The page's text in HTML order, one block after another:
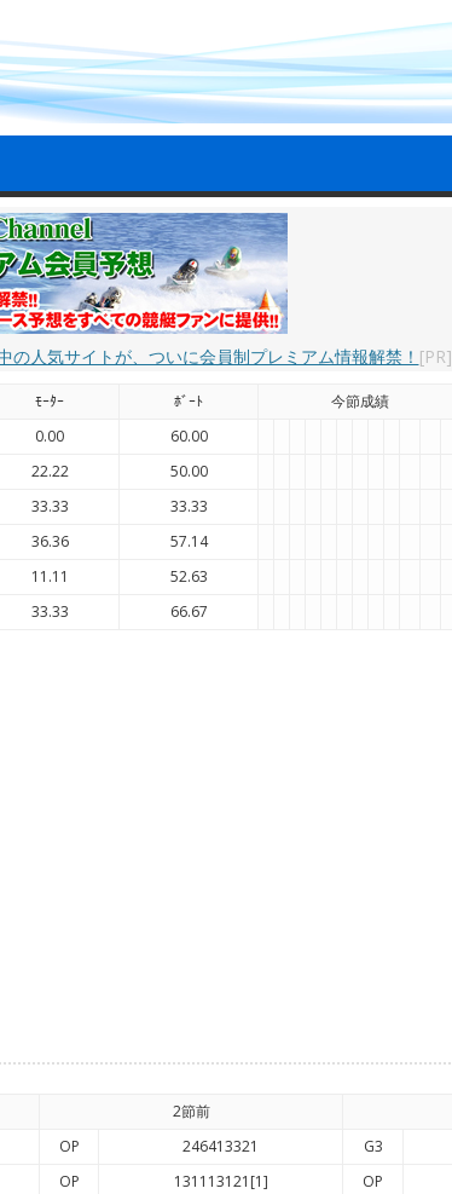
人気サイトが、ついに会員制プレミアム情報解禁！ [PR]
ﾓｰﾀｰ ﾎﾞｰﾄ 今節成績
0.00 60.00
22.22 50.00
33.33 33.33
36.36 57.14
11.11 52.63
33.33 66.67
2節前
OP 246413321 G3
OP 131113121[1] OP